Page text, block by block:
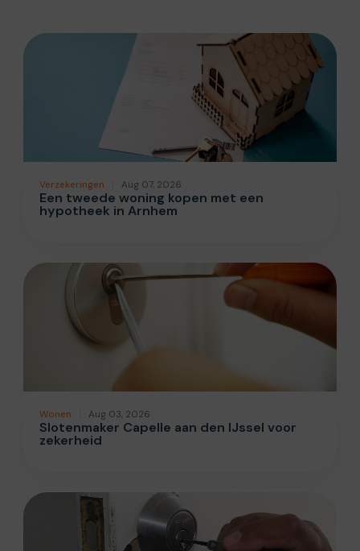
Verzekeringen Aug 07, 2026
Een tweede woning kopen met een
hypotheek in Arnhem
Wonen Aug 03, 2026
Slotenmaker Capelle aan den IJssel voor
zekerheid